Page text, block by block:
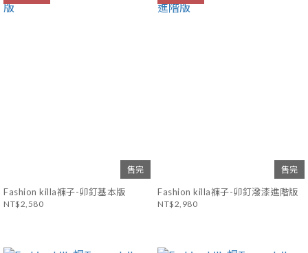
售完
Fashion killa褲子-卯釘基本版
NT$2,580
售完
Fashion killa褲子-卯釘潑漆進階版
NT$2,980